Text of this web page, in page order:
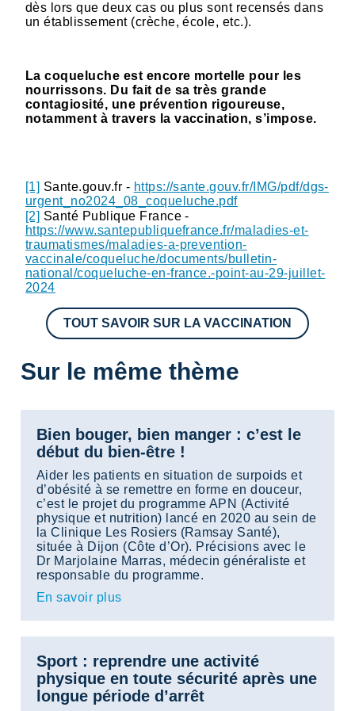
dès lors que deux cas ou plus sont recensés dans
un établissement (crèche, école, etc.).
La coqueluche est encore mortelle pour les
nourrissons. Du fait de sa très grande
contagiosité, une prévention rigoureuse,
notamment à travers la vaccination, s’impose.
[1] Sante.gouv.fr - https://sante.gouv.fr/IMG/pdf/dgs-
urgent_no2024_08_coqueluche.pdf
[2] Santé Publique France -
https://www.santepubliquefrance.fr/maladies-et-
traumatismes/maladies-a-prevention-
vaccinale/coqueluche/documents/bulletin-
national/coqueluche-en-france.-point-au-29-juillet-
2024
TOUT SAVOIR SUR LA VACCINATION
Sur le même thème
Bien bouger, bien manger : c’est le
début du bien-être !
Aider les patients en situation de surpoids et
d’obésité à se remettre en forme en douceur,
c’est le projet du programme APN (Activité
physique et nutrition) lancé en 2020 au sein de
la Clinique Les Rosiers (Ramsay Santé),
située à Dijon (Côte d’Or). Précisions avec le
Dr Marjolaine Marras, médecin généraliste et
responsable du programme.
En savoir plus
Sport : reprendre une activité
physique en toute sécurité après une
longue période d’arrêt